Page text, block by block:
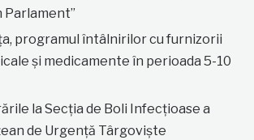
Parlament”
programul întâlnirilor cu furnizorii
și medicamente în perioada 5-10
la Secția de Boli Infecțioase a
de Urgență Târgoviște